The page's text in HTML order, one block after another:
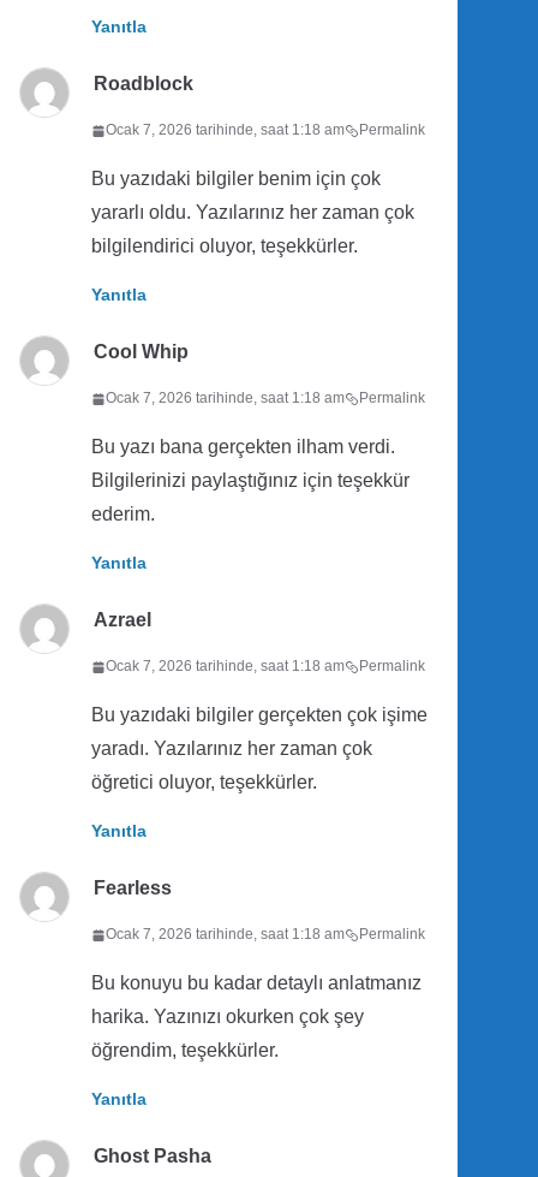
Yanıtla
Roadblock
Ocak 7, 2026 tarihinde, saat 1:18 am Permalink
Bu yazıdaki bilgiler benim için çok
yararlı oldu. Yazılarınız her zaman çok
bilgilendirici oluyor, teşekkürler.
Yanıtla
Cool Whip
Ocak 7, 2026 tarihinde, saat 1:18 am Permalink
Bu yazı bana gerçekten ilham verdi.
Bilgilerinizi paylaştığınız için teşekkür
ederim.
Yanıtla
Azrael
Ocak 7, 2026 tarihinde, saat 1:18 am Permalink
Bu yazıdaki bilgiler gerçekten çok işime
yaradı. Yazılarınız her zaman çok
öğretici oluyor, teşekkürler.
Yanıtla
Fearless
Ocak 7, 2026 tarihinde, saat 1:18 am Permalink
Bu konuyu bu kadar detaylı anlatmanız
harika. Yazınızı okurken çok şey
öğrendim, teşekkürler.
Yanıtla
Ghost Pasha